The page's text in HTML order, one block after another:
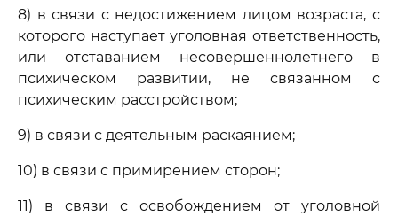
8) в связи с недостижением лицом возраста, с
которого наступает уголовная ответственность,
или отставанием несовершеннолетнего в
психическом развитии, не связанном с
психическим расстройством;
9) в связи с деятельным раскаянием;
10) в связи с примирением сторон;
11) в связи с освобождением от уголовной